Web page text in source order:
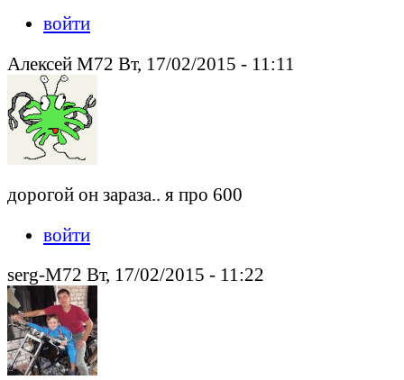
войти
Алексей М72 Вт, 17/02/2015 - 11:11
дорогой он зараза.. я про 600
войти
serg-M72 Вт, 17/02/2015 - 11:22